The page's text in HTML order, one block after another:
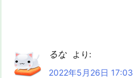
るな
より:
2022年5月26日 17:03